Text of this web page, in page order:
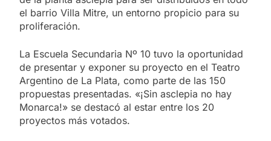
el barrio Villa Mitre, un entorno propicio para su
proliferación.
La Escuela Secundaria Nº 10 tuvo la oportunidad
de presentar y exponer su proyecto en el Teatro
Argentino de La Plata, como parte de las 150
propuestas presentadas. «¡Sin asclepia no hay
Monarca!» se destacó al estar entre los 20
proyectos más votados.